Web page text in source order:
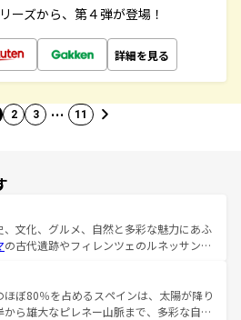
ーズから、第４弾が登場！
詳細を見る
2 3 … 11
、文化、グルメ、自然と多彩な魅力にあふ
の古代遺跡やフィレンツェのルネッサンス
の美しい田園風景やアマルフィ海岸の絶
観も見逃せない。観光の合間には、本場の
、絶品のイタリア料理を堪能することも
ほぼ80％を占めるスペインは、太陽が降り
ら雄大なピレネー山脈まで、多彩な自然